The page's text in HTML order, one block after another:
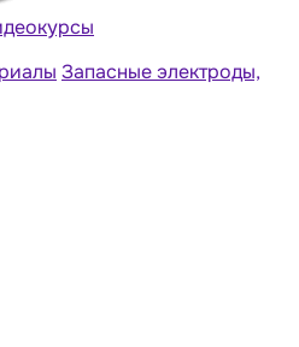
Запасные электроды,